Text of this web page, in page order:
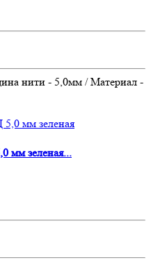
нити - 5,0мм / Материал -
мм зеленая...